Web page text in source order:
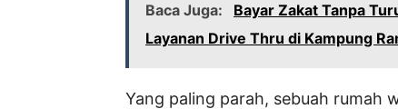
Baca Juga:
Bayar Zakat Tanpa
Layanan Drive Thru di Kampung
Yang paling parah, sebuah rumah